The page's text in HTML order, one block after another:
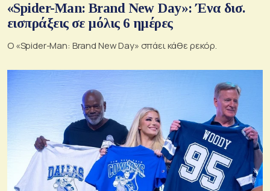
«Spider-Man: Brand New Day»: Ένα δισ.
εισπράξεις σε μόλις 6 ημέρες
Ο «Spider-Man: Brand New Day» σπάει κάθε ρεκόρ.